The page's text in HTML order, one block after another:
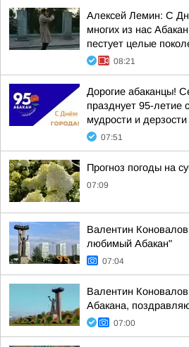
Алексей Лемин: С
многих из нас
пестует целые
08:21
Дорогие абаканцы!
празднует 95-летие
мудрости и
07:51
Прогноз погоды на
07:09
Валентин
любимый Абакан"
07:04
Валентин
Абакана,
07:00